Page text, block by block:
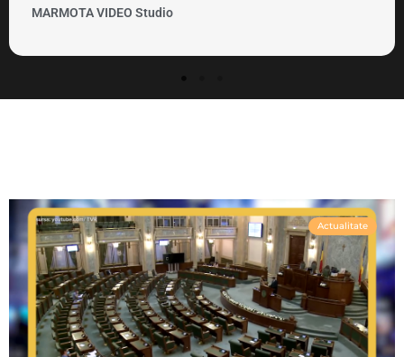
MARMOTA VIDEO Clipuri si promovare
Actualitate